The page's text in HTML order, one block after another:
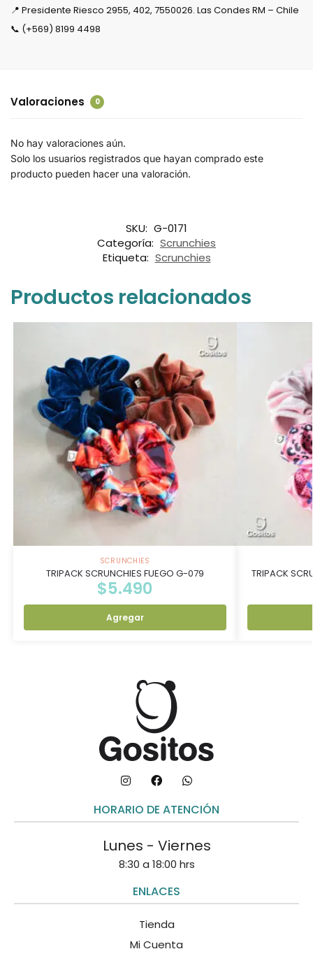
📍 Presidente Riesco 2955, 402, 7550026. Las Condes RM – Chile
📞 (+569) 8199 4498
Valoraciones 0
No hay valoraciones aún.
Solo los usuarios registrados que hayan comprado este
producto pueden hacer una valoración.
SKU: G-0171
Categoría: Scrunchies
Etiqueta: Scrunchies
Productos relacionados
SCRUNCHIES
TRIPACK SCRUNCHIES FUEGO G-079
$5.490
Agregar
TRIPACK
HORARIO DE ATENCIÓN
Lunes - Viernes
8:30 a 18:00 hrs
ENLACES
Tienda
Mi Cuenta